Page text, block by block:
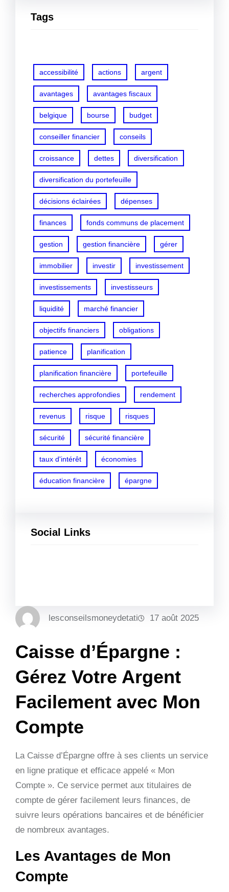
Tags
accessibilité actions argent
avantages avantages fiscaux
belgique bourse budget
conseiller financier conseils
croissance dettes diversification
diversification du portefeuille
décisions éclairées dépenses
finances fonds communs de placement
gestion gestion financière gérer
immobilier investir investissement
investissements investisseurs
liquidité marché financier
objectifs financiers obligations
patience planification
planification financière portefeuille
recherches approfondies rendement
revenus risque risques
sécurité sécurité financière
taux d'intérêt économies
éducation financière épargne
Social Links
lesconseilsmoneydetati 17 août 2025
Caisse d’Épargne :
Gérez Votre Argent
Facilement avec Mon
Compte
La Caisse d’Épargne offre à ses clients un service
en ligne pratique et efficace appelé « Mon
Compte ». Ce service permet aux titulaires de
compte de gérer facilement leurs finances, de
suivre leurs opérations bancaires et de bénéficier
de nombreux avantages.
Les Avantages de Mon
Compte